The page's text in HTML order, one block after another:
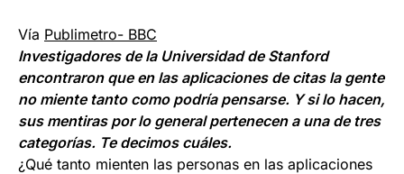
Vía Publimetro- BBC
Investigadores de la Universidad de Stanford
encontraron que en las aplicaciones de citas la gente
no miente tanto como podría pensarse. Y si lo hacen,
sus mentiras por lo general pertenecen a una de tres
categorías. Te decimos cuáles.
¿Qué tanto mienten las personas en las aplicaciones